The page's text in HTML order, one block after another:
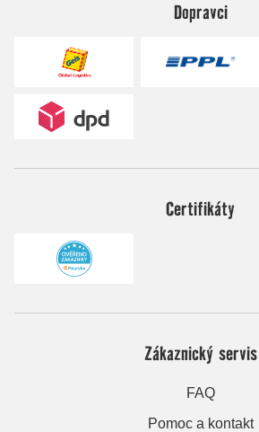
Dopravci
Certifikáty
Zákaznický servis
FAQ
Pomoc a kontakt